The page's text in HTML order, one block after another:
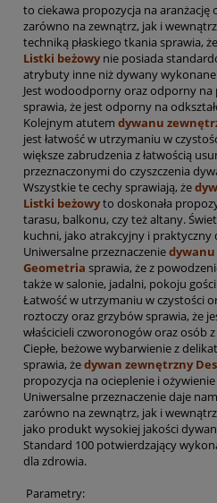
to ciekawa propozycja na aranżację
zarówno na zewnątrz, jak i
techniką płaskiego tkania sprawia, że
Listki beżowynie posiada
atrybuty inne niż dywany
Jest wodoodporny oraz odporny na
sprawia, że jest odporny na
Kolejnym atutem dywanu
jest łatwość w utrzymaniu w
większe zabrudzenia z łatwością
przeznaczonymi do czyszczenia
Wszystkie te cechy sprawiają, że
Listki beżowyto doskonała
tarasu, balkonu, czy też altany.
kuchni, jako atrakcyjny i
Uniwersalne przeznaczenie
Geometria sprawia, że z
także w salonie, jadalni, pokoju
Łatwość w utrzymaniu w czystości
roztoczy oraz grzybów sprawia, że
właścicieli czworonogów oraz osób
Ciepłe, beżowe wybarwienie z
sprawia, żedywan zewnętrzny
propozycja na ocieplenie i
Uniwersalne przeznaczenie daje
zarówno na zewnątrz, jak i
jako produkt wysokiej jakości
Standard 100 potwierdzający
dla zdrowia.
Parametry: